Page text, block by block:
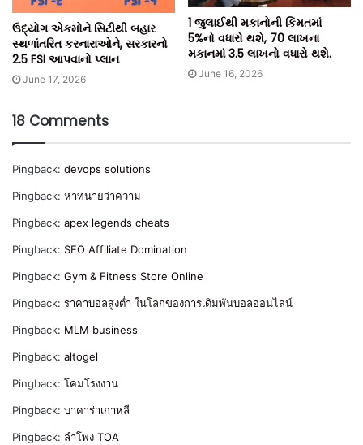
ઉદ્યોગ એકમોને સિટીથી બહાર
સ્થળાંતરિત કરનારાઓને, સરકારનો
2.5 FSI આપવાનો પ્લાન
June 17, 2026
1 જુલાઈથી મકાનોની કિંમતમાં
5%નો વધારો થશે, 70 લાખના
મકાનમાં 3.5 લાખનો વધારો થશે.
June 16, 2026
18 Comments
Pingback: devops solutions
Pingback: หาทนายว่าความ
Pingback: apex legends cheats
Pingback: SEO Affiliate Domination
Pingback: Gym & Fitness Store Online
Pingback: ราคาบอลสูงต่ำ ในโลกของการเดิมพันบอลออนไลน์
Pingback: MLM business
Pingback: altogel
Pingback: โคมโรงงาน
Pingback: บาคาร่าเกาหลี
Pingback: ลำโพง TOA